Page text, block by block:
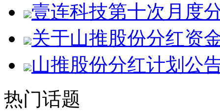
壹连科技第十次月度
关于山推股份分红资
山推股份分红计划公
热门话题